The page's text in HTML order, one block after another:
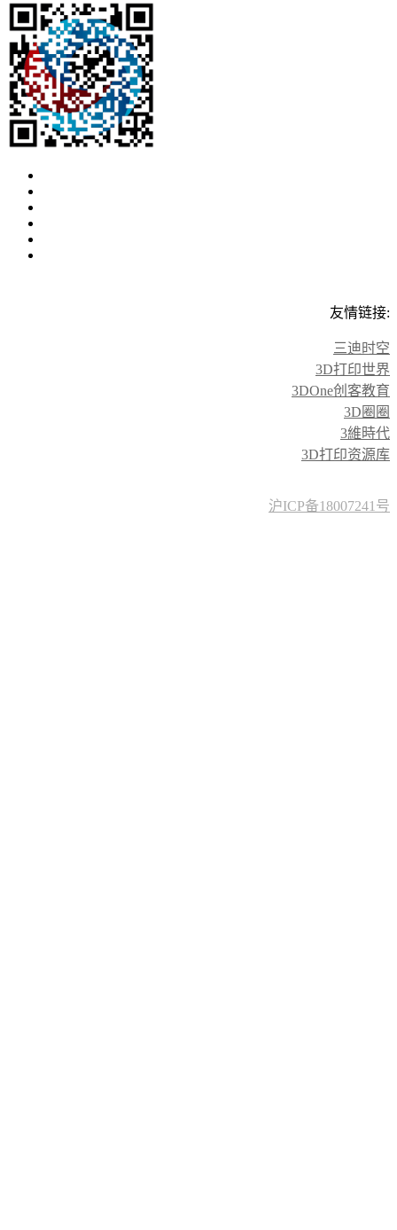
友情链接:
三迪时空
3D打印世界
3DOne创客教育
3D圈圈
3維時代
3D打印资源库
沪ICP备18007241号